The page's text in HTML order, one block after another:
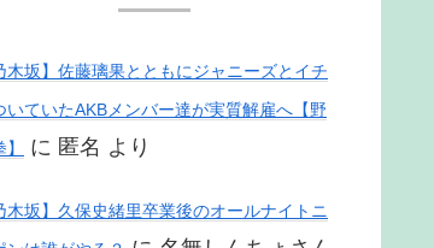
木坂】佐藤璃果とともにジャニーズとイチ
いていたAKBメンバー達が実質解雇へ【野
に 匿名 より
木坂】久保史緒里卒業後のオールナイトニ